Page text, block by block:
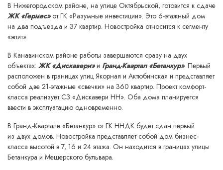
В Нижегородском районе, на улице Октябрьской, готовится к сдаче
ЖК «Гермес»от ГК «Разумные инвестиции». Это 6-этажный дом
на два подъезда и 37 квартир. Новостройка относится к сегменту
«элит».
В Канавинском районе работы завершаются сразу на двух
объектах: ЖК «Дискавери»и Гранд-Квартал «Бетанкур». Первый
расположен в границах улиц Якорная и Актюбинская и представляет
собой две 21-этажные «свечки» на 360 квартир. Проект комфорт-
класса реализует СЗ «Дискавери НН». Оба дома планируется
ввести в эксплуатацию одновременно.
В Гранд-Квартале «Бетанкур» от ГК ННДК будет сдан первый
из двух домов. Новостройка представляет собой дом бизнес-
класса высотой в 7, 16 и 24 этажа. Он находится в границах улицы
Бетанкура и Мещерского бульвара.